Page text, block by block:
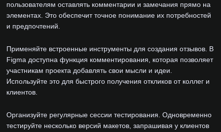
пользователям оставлять комментарии и замечания прямо на
элементах. Это обеспечит точное понимание их потребностей
и предпочтений.
Применяйте встроенные инструменты для создания отзывов. В
Figma доступна функция комментирования, которая позволяет
участникам проекта добавлять свои мысли и идеи.
Используйте это для быстрого получения откликов от коллег и
клиентов.
Организуйте регулярные сессии тестирования. Одновременно
тестируйте несколько версий макетов, запрашивая у клиентов